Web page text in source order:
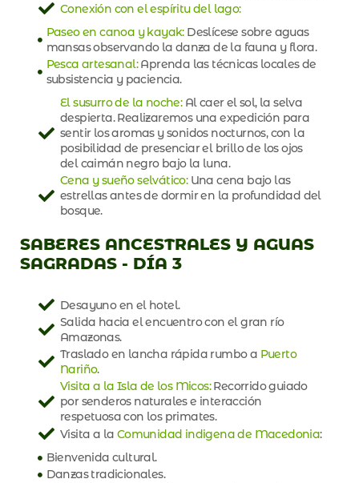
Conexión con el espíritu del lago:
Paseo en canoa y kayak:Deslícese sobre aguas
mansas observando la danza de la fauna y flora.
Pesca artesanal:Aprenda las técnicas locales de
subsistencia y paciencia.
El susurro de la noche:Al caer el sol, la selva
despierta. Realizaremos una expedición para
sentir los aromas y sonidos nocturnos, con la
posibilidad de presenciar el brillo de los ojos
del caimán negro bajo la luna.
Cena y sueño selvático:Una cena bajo las
estrellas antes de dormir en la profundidad del
bosque.
SABERES ANCESTRALES Y AGUAS
SAGRADAS - DÍA 3
Desayuno en el hotel.
Salida hacia el encuentro con el gran río
Amazonas.
Traslado en lancha rápida rumbo a Puerto
Nariño.
Visita a la Isla de los Micos:Recorrido guiado
por senderos naturales e interacción
respetuosa con los primates.
Visita a la Comunidad indigena de Macedonia:
Bienvenida cultural.
Danzas tradicionales.